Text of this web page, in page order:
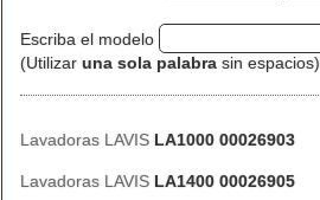
Escriba el modelo
(Utilizar una sola palabra sin espacios)
Lavadoras LAVIS LA1000 00026903
Lavadoras LAVIS LA1400 00026905